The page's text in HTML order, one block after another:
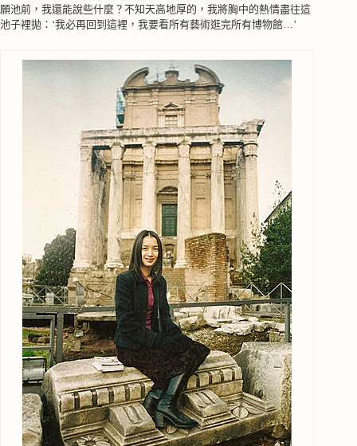
願池前，我還能說些什麼？不知天高地厚的，我將胸中的熱情盡往這
池子裡拋：‘我必再回到這裡，我要看所有藝術逛完所有博物館…’